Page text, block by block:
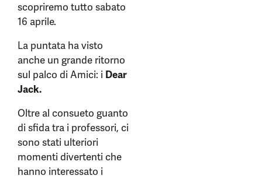
scopriremo tutto sabato
16 aprile.
La puntata ha visto
anche un grande ritorno
sul palco di Amici: i Dear
Jack.
Oltre al consueto guanto
di sfida tra i professori, ci
sono stati ulteriori
momenti divertenti che
hanno interessato i